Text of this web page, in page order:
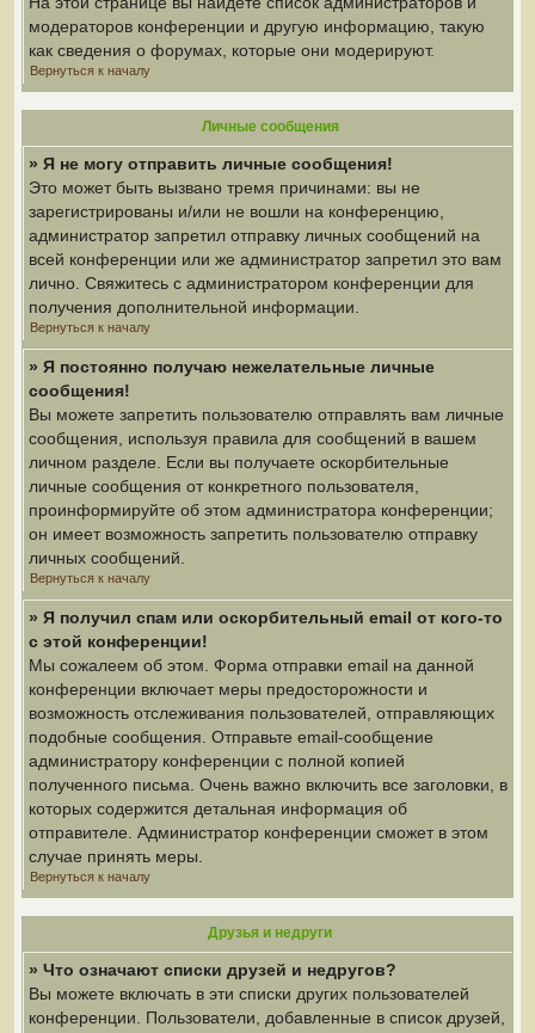
модераторов конференции и другую информацию, такую
как сведения о форумах, которые они модерируют.
Вернуться к началу
Личные сообщения
» Я не могу отправить личные сообщения!
Это может быть вызвано тремя причинами: вы не
зарегистрированы и/или не вошли на конференцию,
администратор запретил отправку личных сообщений на
всей конференции или же администратор запретил это вам
лично. Свяжитесь с администратором конференции для
получения дополнительной информации.
Вернуться к началу
» Я постоянно получаю нежелательные личные
сообщения!
Вы можете запретить пользователю отправлять вам личные
сообщения, используя правила для сообщений в вашем
личном разделе. Если вы получаете оскорбительные
личные сообщения от конкретного пользователя,
проинформируйте об этом администратора конференции;
он имеет возможность запретить пользователю отправку
личных сообщений.
Вернуться к началу
» Я получил спам или оскорбительный email от кого-то
с этой конференции!
Мы сожалеем об этом. Форма отправки email на данной
конференции включает меры предосторожности и
возможность отслеживания пользователей, отправляющих
подобные сообщения. Отправьте email-сообщение
администратору конференции с полной копией
полученного письма. Очень важно включить все заголовки, в
которых содержится детальная информация об
отправителе. Администратор конференции сможет в этом
случае принять меры.
Вернуться к началу
Друзья и недруги
» Что означают списки друзей и недругов?
Вы можете включать в эти списки других пользователей
конференции. Пользователи, добавленные в список друзей,